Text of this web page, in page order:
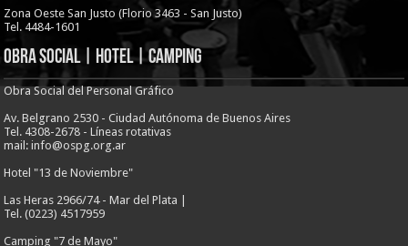
Zona Oeste San Justo (Florio 3463 - San Justo)
Tel. 4484-1601
Obra Social | Hotel | Camping
Obra Social del Personal Gráfico
Av. Belgrano 2530 - Ciudad Autónoma de Buenos Aires
Tel. 4308-2678 - Líneas rotativas
mail: info@ospg.org.ar
Hotel "13 de Noviembre"
Las Heras 2966/74 - Mar del Plata |
Tel. (0223) 4517959
Camping "7 de Mayo"